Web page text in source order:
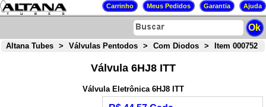
Altana Tubes > Válvulas Pentodos > Com Diodos > Item 000752
Válvula 6HJ8 ITT
Válvula Eletrônica 6HJ8 ITT